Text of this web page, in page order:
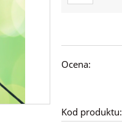
Ocena:
Kod produktu: